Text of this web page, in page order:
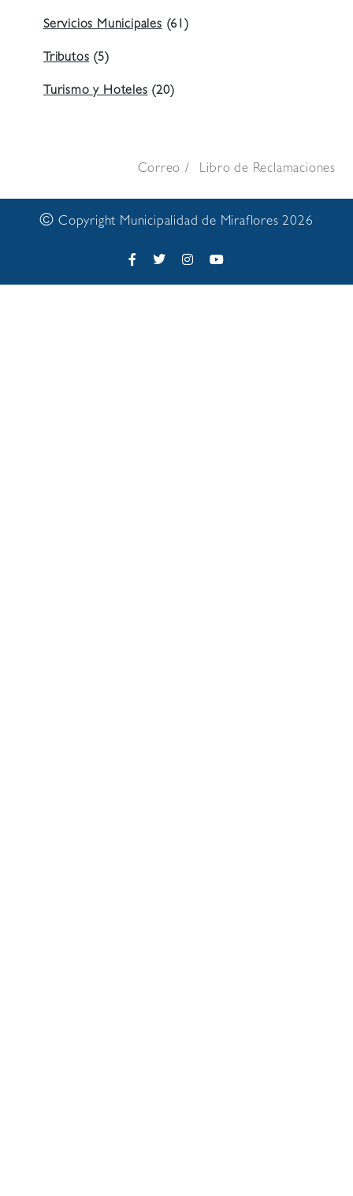
Servicios Municipales (61)
Tributos (5)
Turismo y Hoteles (20)
Correo Libro de Reclamaciones
© Copyright Municipalidad de Miraflores 2026